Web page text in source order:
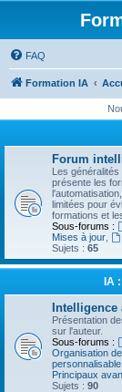
FAQ
Formation IA
Forum
Les
présente les
limitées pour
formations et
Sous-forums :
Mises à jour
Sujets : 65
IA
Présentation
sur l'auteur.
Sous-forums :
Organisation
personnalisable
Principaux
Sujets : 90